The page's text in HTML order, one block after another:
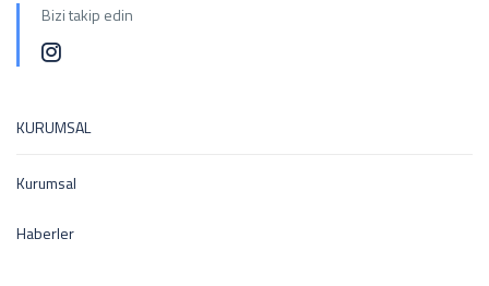
Bizi takip edin
KURUMSAL
Kurumsal
Haberler